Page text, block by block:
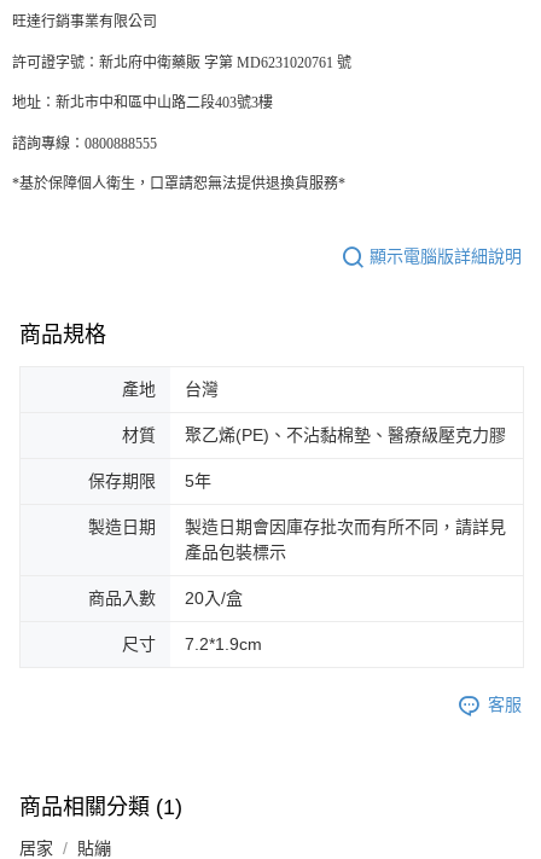
旺達行銷事業有限公司
許可證字號：新北府中衛藥販 字第 MD6231020761 號
地址：新北市中和區中山路二段403號3樓
諮詢專線：0800888555
*基於保障個人衛生，口罩請恕無法提供退換貨服務*
顯示電腦版詳細說明
商品規格
產地 台灣
材質 聚乙烯(PE)、不沾黏棉墊、醫療級壓克力膠
保存期限 5年
製造日期
製造日期會因庫存批次而有所不同，請詳見
產品包裝標示
商品入數 20入/盒
尺寸 7.2*1.9cm
客服
商品相關分類 (1)
居家 貼繃